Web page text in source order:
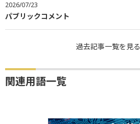
2026/07/23
パブリックコメント
過去記事一覧を見る
関連用語一覧